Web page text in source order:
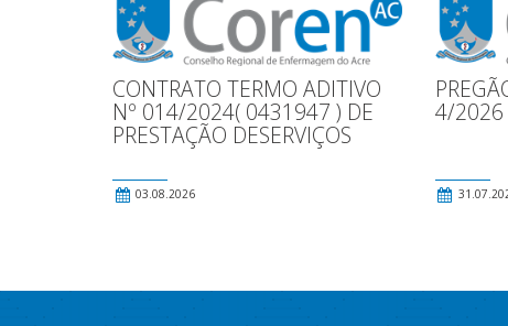
CONTRATO TERMO ADITIVO
Nº 014/2024( 0431947 ) DE
PRESTAÇÃO DESERVIÇOS
03.08.2026
4/2026